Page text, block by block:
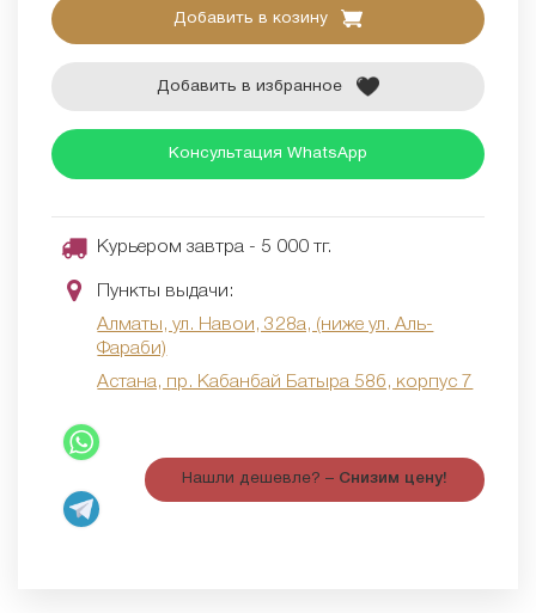
Добавить в козину
Добавить в избранное
Консультация WhatsApp
Курьером завтра - 5 000 тг.
Пункты выдачи:
Алматы, ул. Навои, 328а, (ниже ул. Аль-
Фараби)
Астана, пр. Кабанбай Батыра 58б, корпус 7
Нашли дешевле? – Снизим цену!